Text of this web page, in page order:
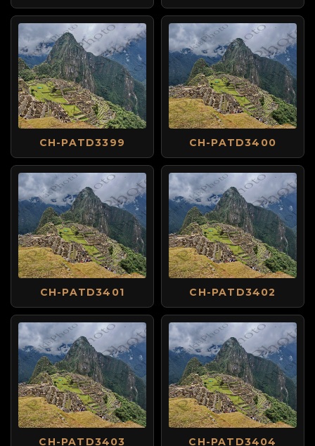
CH-PATD3399 CH-PATD3400
CH-PATD3401 CH-PATD3402
CH-PATD3403 CH-PATD3404